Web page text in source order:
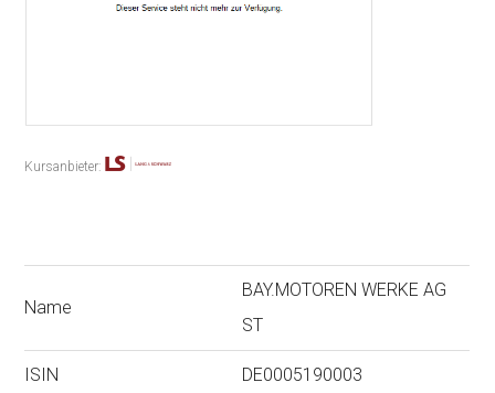
Kursanbieter:
Name
BAY.MOTOREN WERKE AG
ST
ISIN DE0005190003